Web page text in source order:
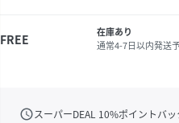
FREE
在庫あり
通常4-7日以内発送
scheduleスーパーDEAL 10%ポイントバ